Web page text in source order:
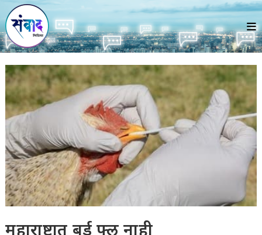
Skip
to
content
महाराष्ट्रात बर्ड फ्लू नाही